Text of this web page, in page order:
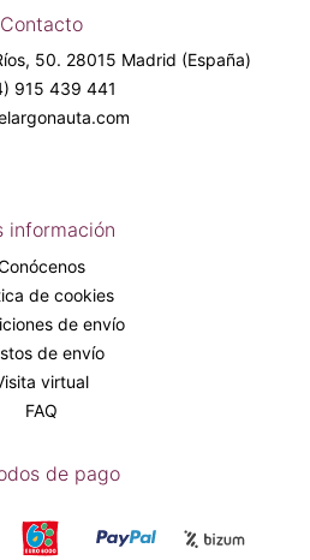
Contacto
50. 28015 Madrid (España)
915 439 441
información
de cookies
de envío
de envío
virtual
FAQ
de pago